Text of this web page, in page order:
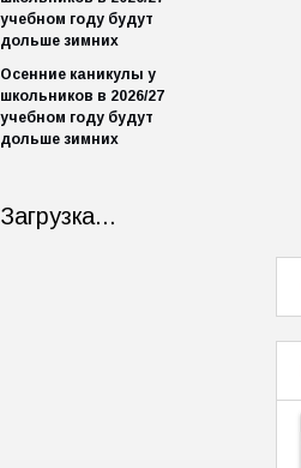
Осенние каникулы у
школьников в 2026/27
учебном году будут
дольше зимних
Загрузка...